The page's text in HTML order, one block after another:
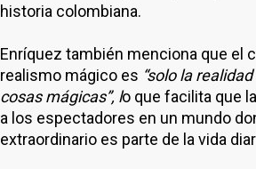
historia colombiana.
Enríquez también menciona que el
realismo mágico es “solo la
cosas mágicas”, lo que facilita que
a los espectadores en un mundo
extraordinario es parte de la vida